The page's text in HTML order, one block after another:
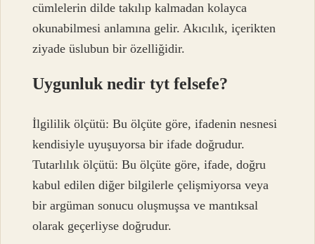
cümlelerin dilde takılıp kalmadan kolayca
okunabilmesi anlamına gelir. Akıcılık, içerikten
ziyade üslubun bir özelliğidir.
Uygunluk nedir tyt felsefe?
İlgililik ölçütü: Bu ölçüte göre, ifadenin nesnesi
kendisiyle uyuşuyorsa bir ifade doğrudur.
Tutarlılık ölçütü: Bu ölçüte göre, ifade, doğru
kabul edilen diğer bilgilerle çelişmiyorsa veya
bir argüman sonucu oluşmuşsa ve mantıksal
olarak geçerliyse doğrudur.